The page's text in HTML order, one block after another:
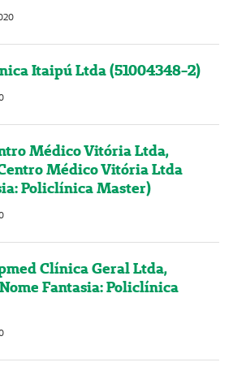
Itaipú Ltda (51004348-2)
Médico Vitória Ltda,
Médico Vitória Ltda
Policlínica Master)
Clínica Geral Ltda,
Fantasia: Policlínica